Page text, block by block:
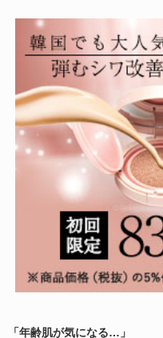
参考価格： 1,640円
商品を見る
「年齢肌が気になる…」